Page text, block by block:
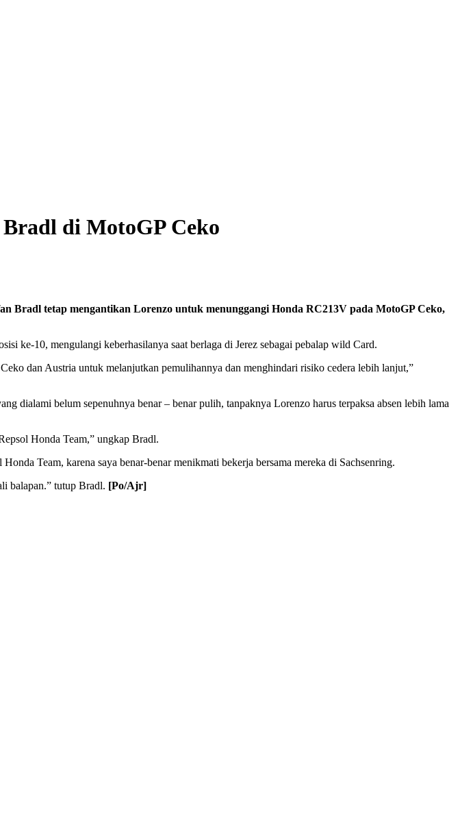
di MotoGP Ceko
Bradl tetap mengantikan Lorenzo untuk menunggangi Honda RC213V pada MotoGP Ceko,
ke-10, mengulangi keberhasilanya saat berlaga di Jerez sebagai pebalap wild Card.
dan Austria untuk melanjutkan pemulihannya dan menghindari risiko cedera lebih lanjut,”
dialami belum sepenuhnya benar – benar pulih, tanpaknya Lorenzo harus terpaksa absen lebih lama
Honda Team,” ungkap Bradl.
Team, karena saya benar-benar menikmati bekerja bersama mereka di Sachsenring.
balapan.” tutup Bradl. [Po/Ajr]